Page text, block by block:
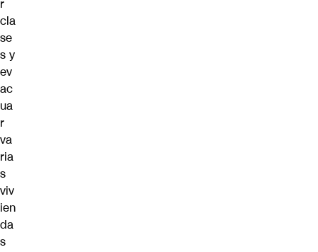
r
cla
se
s y
ev
ac
ua
r
va
ria
s
viv
ien
da
s